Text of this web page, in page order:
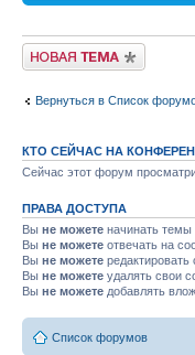
Новая тема
Вернуться в Список
КТО СЕЙЧАС НА
Сейчас этот форум
ПРАВА ДОСТУПА
Вы не можете начинать темы
Вы не можете отвечать на
Вы не можете
Вы не можете удалять свои
Вы не можете добавлять
Список форумов